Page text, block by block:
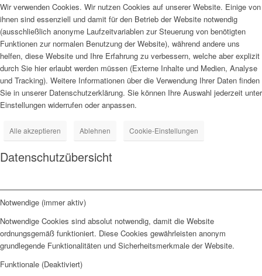
Wir verwenden Cookies. Wir nutzen Cookies auf unserer Website. Einige von
ihnen sind essenziell und damit für den Betrieb der Website notwendig
(ausschließlich anonyme Laufzeitvariablen zur Steuerung von benötigten
Funktionen zur normalen Benutzung der Website), während andere uns
helfen, diese Website und Ihre Erfahrung zu verbessern, welche aber explizit
durch Sie hier erlaubt werden müssen (Externe Inhalte und Medien, Analyse
und Tracking). Weitere Informationen über die Verwendung Ihrer Daten finden
Sie in unserer Datenschutzerklärung. Sie können Ihre Auswahl jederzeit unter
Einstellungen widerrufen oder anpassen.
Alle akzeptieren Ablehnen Cookie-Einstellungen
Datenschutzübersicht
Notwendige (immer aktiv)
Notwendige Cookies sind absolut notwendig, damit die Website
ordnungsgemäß funktioniert. Diese Cookies gewährleisten anonym
grundlegende Funktionalitäten und Sicherheitsmerkmale der Website.
Funktionale (Deaktiviert)